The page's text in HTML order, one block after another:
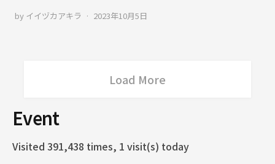
by イイヅカアキラ 2023年10月5日
Load More
Event
Visited 391,438 times, 1 visit(s) today